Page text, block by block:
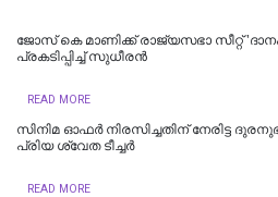
ജോസ് കെ മാണിക്ക് രാജ്യസഭാ സീറ്റ്
പ്രകടിപ്പിച്ച് സുധീരന്‍
READ MORE
സിനിമ ഓഫര്‍ നിരസിച്ചതിന് നേരിട്ട
പ്രിയ ശ്വേത ടീച്ചര്‍
READ MORE